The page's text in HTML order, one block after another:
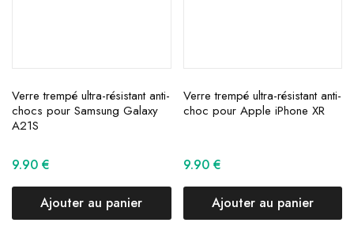
Verre trempé ultra-résistant anti-
chocs pour Samsung Galaxy
A21S
9.90 €
Ajouter au panier
Verre trempé ultra-résistant anti-
choc pour Apple iPhone XR
9.90 €
Ajouter au panier